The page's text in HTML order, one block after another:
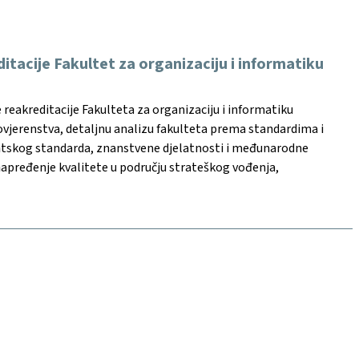
Fakultet za organizaciju i informatiku
Fakulteta za organizaciju i informatiku
detaljnu analizu fakulteta prema standardima i
standarda, znanstvene djelatnosti i međunarodne
kvalitete u području strateškog vođenja,